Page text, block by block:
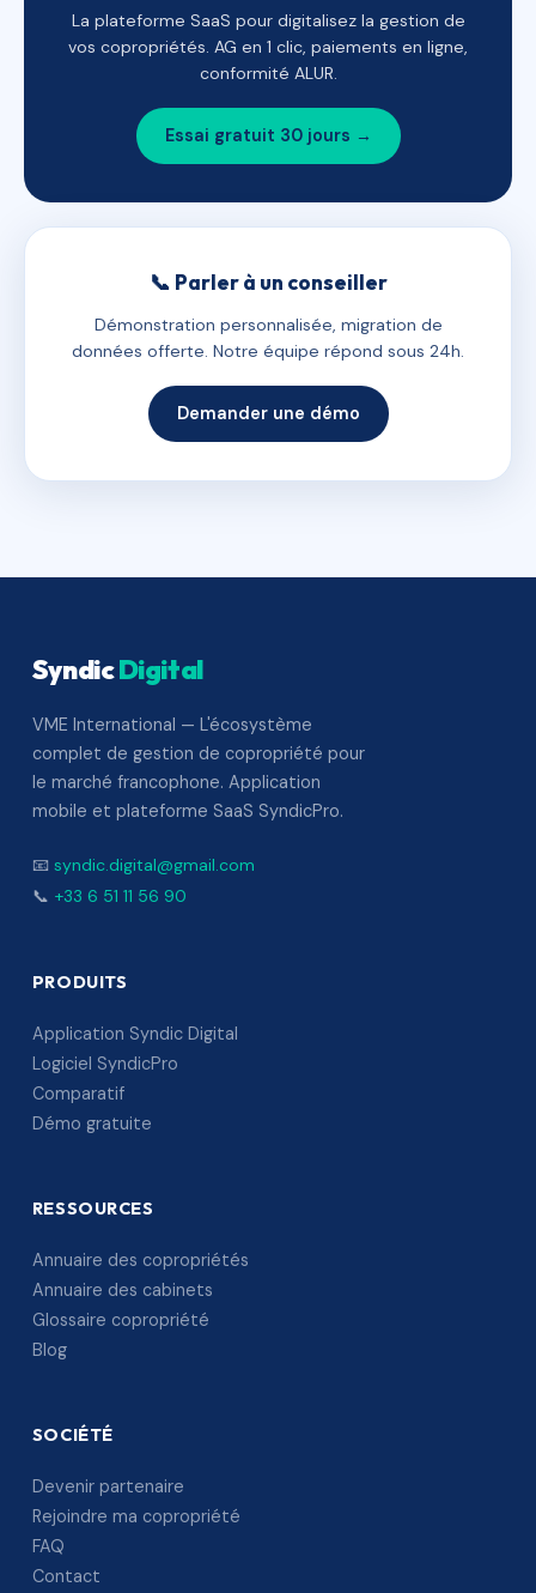
La plateforme SaaS pour digitalisez la gestion de
vos copropriétés. AG en 1 clic, paiements en ligne,
conformité ALUR.
Essai gratuit 30 jours →
📞 Parler à un conseiller
Démonstration personnalisée, migration de
données offerte. Notre équipe répond sous 24h.
Demander une démo
SyndicDigital
VME International — L'écosystème
complet de gestion de copropriété pour
le marché francophone. Application
mobile et plateforme SaaS SyndicPro.
📧 syndic.digital@gmail.com
📞 +33 6 51 11 56 90
PRODUITS
Application Syndic Digital
Logiciel SyndicPro
Comparatif
Démo gratuite
RESSOURCES
Annuaire des copropriétés
Annuaire des cabinets
Glossaire copropriété
Blog
SOCIÉTÉ
Devenir partenaire
Rejoindre ma copropriété
FAQ
Contact